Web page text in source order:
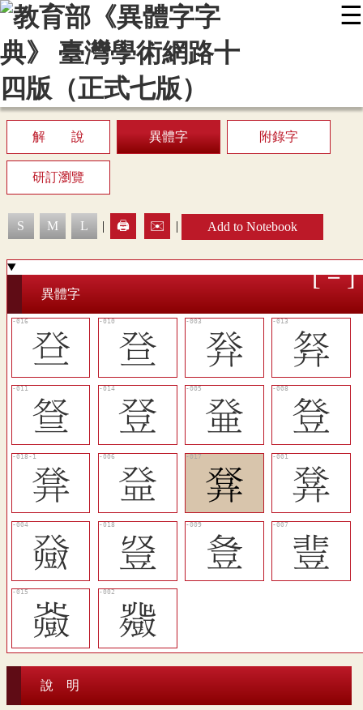
☰
News Editing Instructions
Display Mode
Sitemap
解 說 異體字 附錄字
研訂瀏覽
S M L | 🖨️ ✉️ | Add to Notebook
異體字
󳶘 󳶓 𤼪
󳶕
󳶔
󳶖 󳶎
󳶑
󳶛
󳶏 󳶙
𤼷
𤼼
󳶚 󳶒
󳶐
󳶗
𧰍
說 明